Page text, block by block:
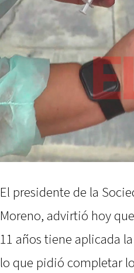
El presidente de la
Moreno, advirtió hoy
11 años tiene aplicada
lo que pidió completar